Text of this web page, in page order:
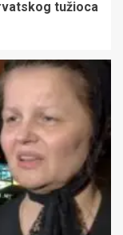
tužioca